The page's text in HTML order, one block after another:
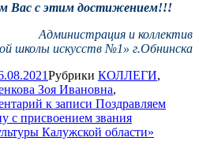
Вас с этим достижением!!!
Администрация и коллектив
школы искусств №1» г.Обнинска
Рубрики КОЛЛЕГИ,
Зоя Ивановна,
к записи Поздравляем
с присвоением звания
Калужской области»